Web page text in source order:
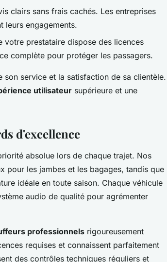
clairs sans frais cachés. Les entreprises
leurs engagements.
votre prestataire dispose des licences
complète pour protéger les passagers.
service et la satisfaction de sa clientèle.
utilisateur supérieure et une
d'excellence
absolue lors de chaque trajet. Nos
pour les jambes et les bagages, tandis que
idéale en toute saison. Chaque véhicule
audio de qualité pour agrémenter
professionnels rigoureusement
requises et connaissent parfaitement
des contrôles techniques réguliers et